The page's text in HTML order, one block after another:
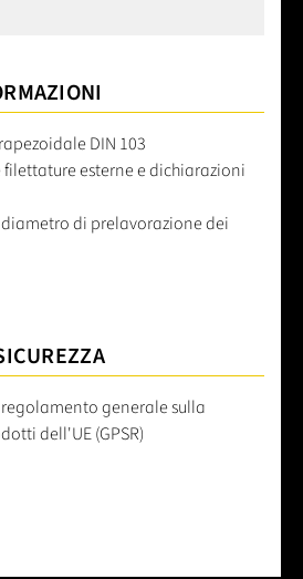
DIN 103
filettature esterne e dichiarazioni
di prelavorazione dei
generale sulla
dell'UE (GPSR)